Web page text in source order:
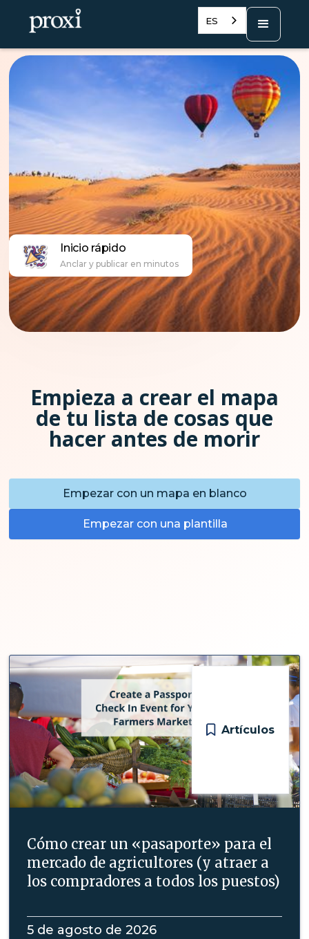
ES
Empieza a crear el mapa
de tu lista de cosas que
hacer antes de morir
Empezar con una plantilla
Empezar con un mapa en blanco
Inicio rápido
Anclar y publicar en minutos
Artículos
Cómo crear un «pasaporte» para el
mercado de agricultores (y atraer a
los compradores a todos los puestos)
5 de agosto de 2026